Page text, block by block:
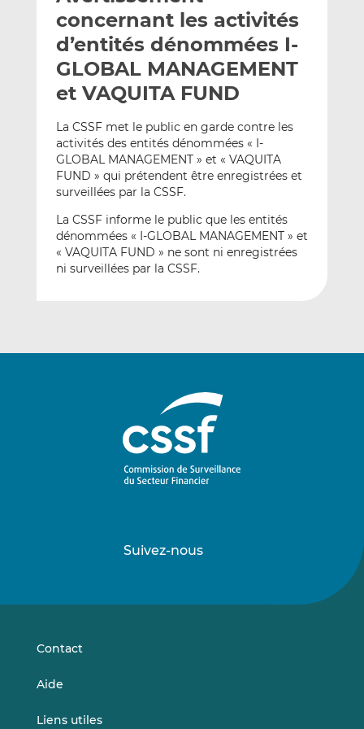
e
p
a
m
a
i
l
g
e
r
s
u
L
i
n
k
e
d
I
n
g
e
r
s
u
F
a
c
e
b
o
o
k
concernant les activités
d’entités dénommées I-
GLOBAL MANAGEMENT
et VAQUITA FUND
La CSSF met le public en garde contre les
activités des entités dénommées « I-
GLOBAL MANAGEMENT » et « VAQUITA
FUND » qui prétendent être enregistrées et
surveillées par la CSSF.
La CSSF informe le public que les entités
dénommées « I-GLOBAL MANAGEMENT » et
« VAQUITA FUND » ne sont ni enregistrées
ni surveillées par la CSSF.
Suivez-nous
sursur
Contact
Aide
Liens utiles